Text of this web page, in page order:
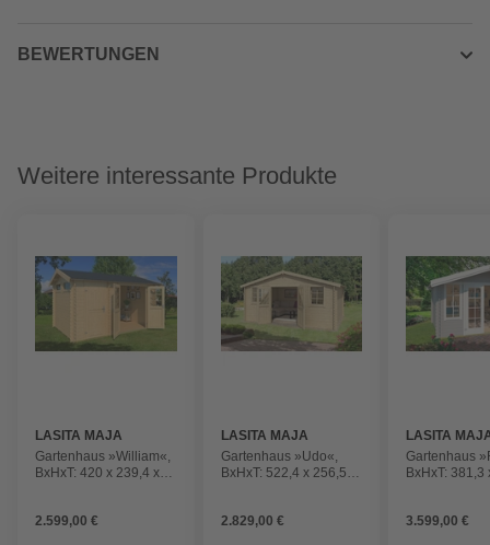
BEWERTUNGEN
Weitere interessante Produkte
LASITA MAJA
Gartenhaus »William«,
BxHxT: 420 x 239,4 x
Holz
2.599,00 €
LASITA MAJA
Gartenhaus »Udo«,
BxHxT: 522,4 x 256,5 x
Holz
2.829,00 €
LASITA
Gartenhaus
BxHxT: 381,3
Holz
3.599,00 €